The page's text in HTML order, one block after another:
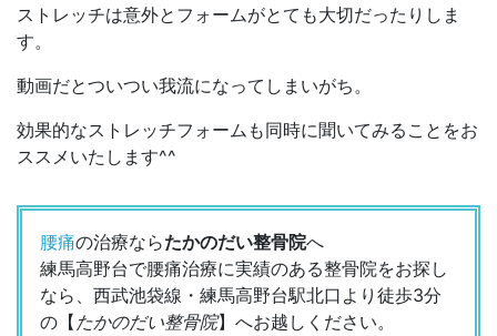
ストレッチは意外とフォームがとても大切だったりしま
す。
動画だとついつい我流になってしまいがち。
効果的なストレッチフォームも同時に聞いてみることをお
ススメいたします^^
腰痛の治療ならたかのだい整骨院へ
練馬高野台で腰痛治療に実績のある整骨院をお探し
なら、西武池袋線・練馬高野台駅北口より徒歩3分
の【 たかのだい整骨院】へお越しください。